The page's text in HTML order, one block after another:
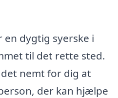
en dygtig syerske i
til det rette sted.
nemt for dig at
der kan hjælpe